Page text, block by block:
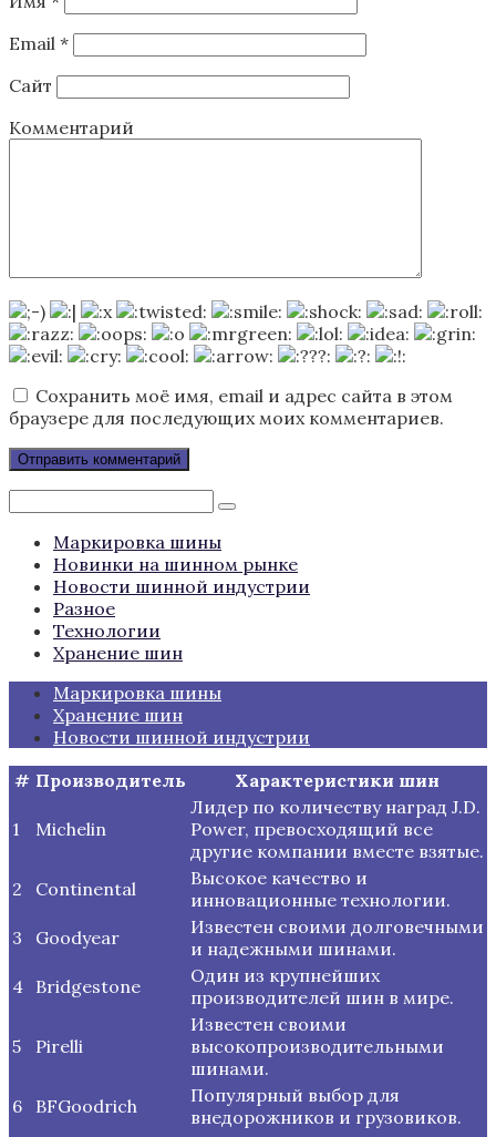
Email *
Сайт
Комментарий
Сохранить моё имя, email и адрес сайта в этом
браузере для последующих моих комментариев.
Поиск:
Маркировка шины
Новинки на шинном рынке
Новости шинной индустрии
Разное
Технологии
Хранение шин
Маркировка шины
Хранение шин
Новости шинной индустрии
# Производитель Характеристики шин
1 Michelin
Лидер по количеству наград J.D.
Power, превосходящий все
другие компании вместе взятые.
2
Continental
Высокое качество и
инновационные технологии.
3
Goodyear
Известен своими долговечными
и надежными шинами.
4 Bridgestone
Один из крупнейших
производителей шин в мире.
5 Pirelli
Известен своими
высокопроизводительными
шинами.
6
BFGoodrich
Популярный выбор для
внедорожников и грузовиков.